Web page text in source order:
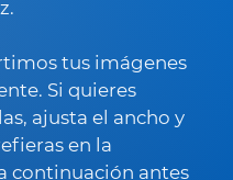
tus imágenes
Si quieres
ajusta el ancho y
en la
continuación antes